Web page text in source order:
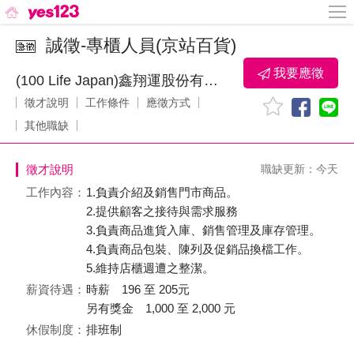
誠徵-專櫃人員(京站百貨)
(100 Life Japan)鑫翔運股份有限公司
徵才說明 工作條件
應徵方式
其他職缺
我要應徵
徵才說明 職缺更新：今天
工作內容： 1.負責介紹及銷售門市商品。
2.提供顧客之接待與需求服務
3.負責商品進貨入庫、銷售管理及庫存管理。
4.負責商品包裝、陳列及促銷品換檔工作。
5.維持店櫃週遭之整潔。
薪資待遇： 時薪 196 至 205元
另有獎金 1,000 至 2,000 元
休假制度： 排班制